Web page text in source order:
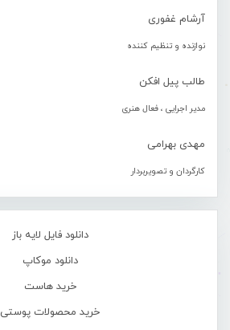
آرشام غفوری
نوازنده و تنظیم کننده
طالب پیل افکن
مدیر اجرایی ، فعال هنری
مهدی بهرامی
کارگردان و تصویربردار
دانلود فایل لایه باز
دانلود موکاپ
خرید هاست
خرید محصولات پوستی